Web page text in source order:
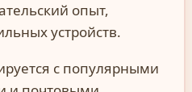
опыт,
устройств.
с популярными